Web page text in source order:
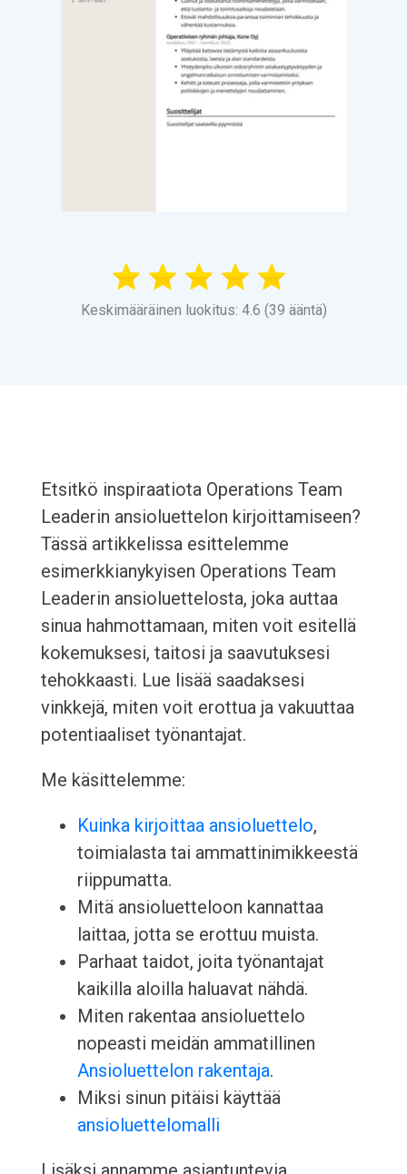
Keskimääräinen luokitus: 4.6 (39 ääntä)
Etsitkö inspiraatiota Operations Team
Leaderin ansioluettelon kirjoittamiseen?
Tässä artikkelissa esittelemme
esimerkkianykyisen Operations Team
Leaderin ansioluettelosta, joka auttaa
sinua hahmottamaan, miten voit esitellä
kokemuksesi, taitosi ja saavutuksesi
tehokkaasti. Lue lisää saadaksesi
vinkkejä, miten voit erottua ja vakuuttaa
potentiaaliset työnantajat.
Me käsittelemme:
Kuinka kirjoittaa ansioluettelo,
toimialasta tai ammattinimikkeestä
riippumatta.
Mitä ansioluetteloon kannattaa
laittaa, jotta se erottuu muista.
Parhaat taidot, joita työnantajat
kaikilla aloilla haluavat nähdä.
Miten rakentaa ansioluettelo
nopeasti meidän ammatillinen
Ansioluettelon rakentaja.
Miksi sinun pitäisi käyttää
ansioluettelomalli